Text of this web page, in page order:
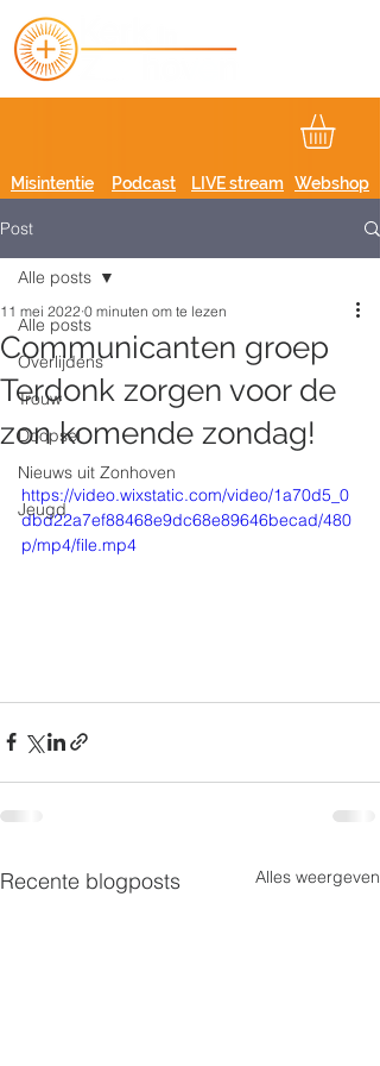
Podcast
Misintentie LIVE stream Webshop
Post
Alle posts
Overlijdens
Trouw
Doopsel
Nieuws uit Zonhoven
Jeugd
Alle posts
Communicanten groep
Terdonk zorgen voor de
zon komende zondag!
11 mei 2022 0 minuten om te lezen
https://video.wixstatic.com/video/1a70d5_0
dbd22a7ef88468e9dc68e89646becad/480
p/mp4/file.mp4
Recente blogposts Alles weergeven